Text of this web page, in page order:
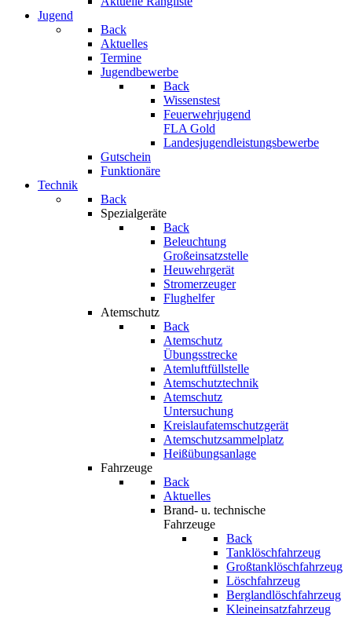
Jugend
Back
Aktuelles
Termine
Jugendbewerbe
Back
Wissenstest
Feuerwehrjugend
FLA Gold
Landesjugendleistungsbewerbe
Gutschein
Funktionäre
Technik
Back
Spezialgeräte
Back
Beleuchtung
Großeinsatzstelle
Heuwehrgerät
Stromerzeuger
Flughelfer
Atemschutz
Back
Atemschutz
Übungsstrecke
Atemluftfüllstelle
Atemschutztechnik
Atemschutz
Untersuchung
Kreislaufatemschutzgerät
Atemschutzsammelplatz
Heißübungsanlage
Fahrzeuge
Back
Aktuelles
Brand- u. technische
Fahrzeuge
Back
Tanklöschfahrzeug
Großtanklöschfahrzeug
Löschfahrzeug
Berglandlöschfahrzeug
Kleineinsatzfahrzeug